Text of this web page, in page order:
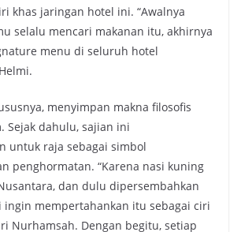
khas jaringan hotel ini. “Awalnya
selalu mencari makanan itu, akhirnya
menu di seluruh hotel
menyimpan makna filosofis
Sejak dahulu, sajian ini
untuk raja sebagai simbol
penghormatan. “Karena nasi kuning
dan dulu dipersembahkan
ingin mempertahankan itu sebagai ciri
Nurhamsah. Dengan begitu, setiap